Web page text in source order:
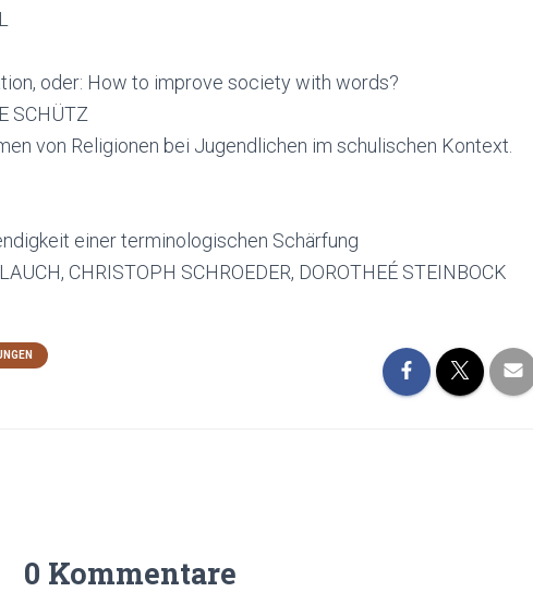
oder: How to improve society with words?
SCHÜTZ
von Religionen bei Jugendlichen im schulischen Kontext.
einer terminologischen Schärfung
CHRISTOPH SCHROEDER, DOROTHEÉ STEINBOCK
0 Kommentare